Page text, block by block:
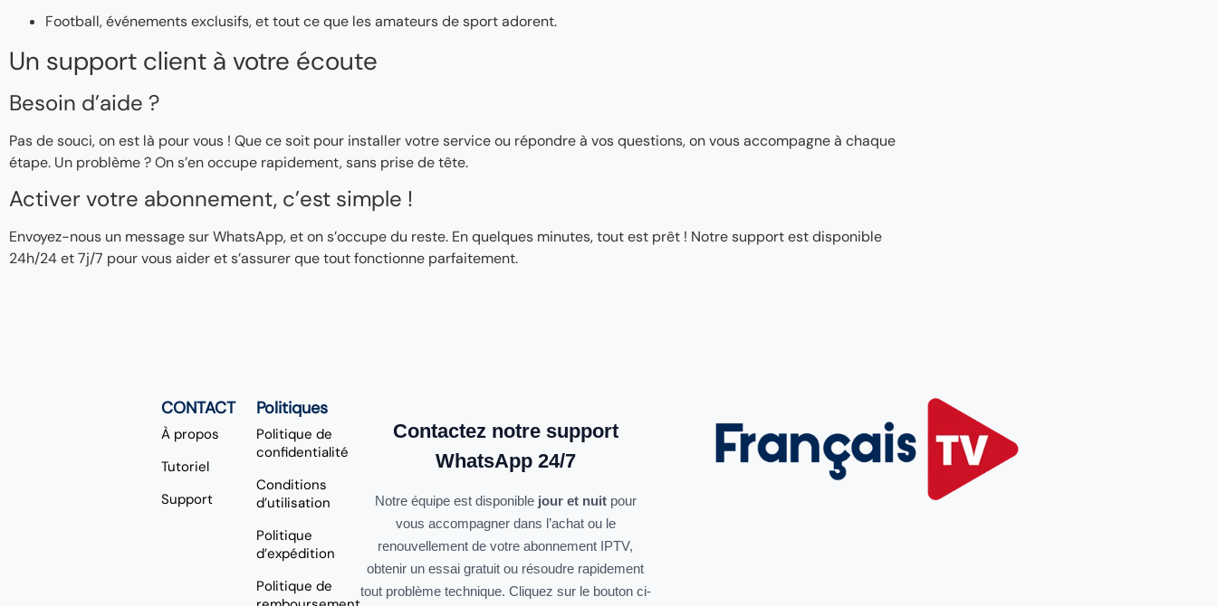
Football, événements exclusifs, et tout ce que les amateurs de sport adorent.
Un support client à votre écoute
Besoin d’aide ?
Pas de souci, on est là pour vous ! Que ce soit pour installer votre service ou répondre à vos questions, on vous accompagne à chaque
étape. Un problème ? On s’en occupe rapidement, sans prise de tête.
Activer votre abonnement, c’est simple !
Envoyez-nous un message sur WhatsApp, et on s’occupe du reste. En quelques minutes, tout est prêt ! Notre support est disponible
24h/24 et 7j/7 pour vous aider et s’assurer que tout fonctionne parfaitement.
CONTACT
À propos
Tutoriel
Support
Politiques
Politique de
confidentialité
Conditions
d’utilisation
Politique
d’expédition
Politique de
Contactez notre support
WhatsApp 24/7
Notre équipe est disponible jour et nuitpour
vous accompagner dans l’achat ou le
renouvellement de votre abonnement IPTV,
obtenir un essai gratuit ou résoudre rapidement
tout problème technique. Cliquez sur le bouton ci-